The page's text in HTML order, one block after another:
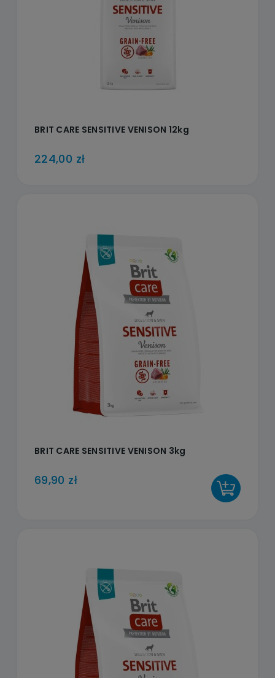
BRIT CARE SENSITIVE VENISON 12kg
224,00 zł
BRIT CARE SENSITIVE VENISON 3kg
69,90 zł